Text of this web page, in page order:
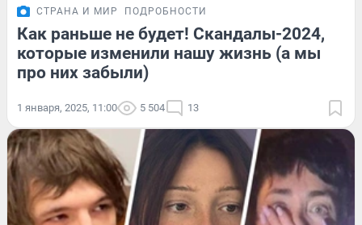
СТРАНА И МИР ПОДРОБНОСТИ
Как раньше не будет! Скандалы-2024,
которые изменили нашу жизнь (а мы
про них забыли)
1 января, 2025, 11:00 5 504 13